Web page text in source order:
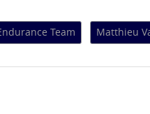
Team Matthieu